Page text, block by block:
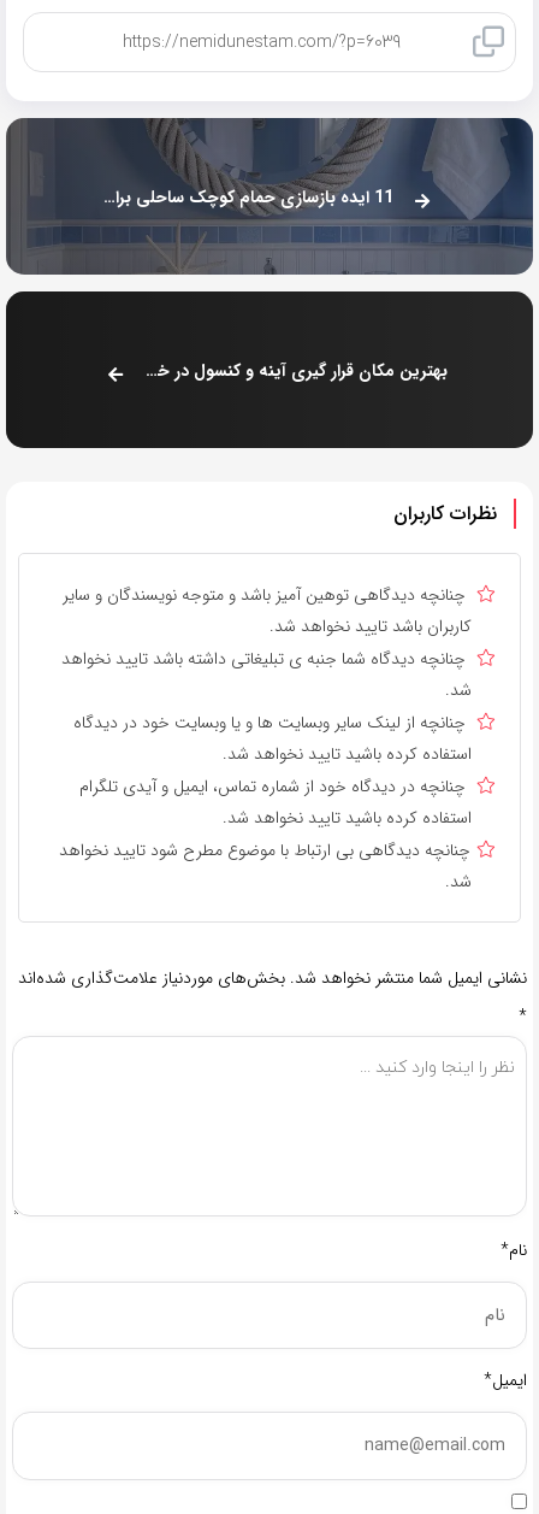
11 ایده بازسازی حمام کوچک ساحلی برای فضایی شاد
بهترین مکان قرار گیری آینه و کنسول در خانه کجاست؟
نظرات کاربران
چنانچه دیدگاهی توهین آمیز باشد و متوجه نویسندگان و سایر
کاربران باشد تایید نخواهد شد.
چنانچه دیدگاه شما جنبه ی تبلیغاتی داشته باشد تایید نخواهد
شد.
چنانچه از لینک سایر وبسایت ها و یا وبسایت خود در دیدگاه
استفاده کرده باشید تایید نخواهد شد.
چنانچه در دیدگاه خود از شماره تماس، ایمیل و آیدی تلگرام
استفاده کرده باشید تایید نخواهد شد.
چنانچه دیدگاهی بی ارتباط با موضوع مطرح شود تایید نخواهد
شد.
نشانی ایمیل شما منتشر نخواهد شد. بخش‌های موردنیاز علامت‌گذاری شده‌اند
*
نام*
ایمیل*